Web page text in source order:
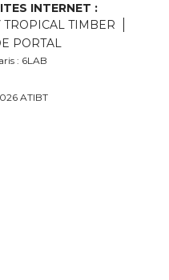
INTERNET :
TROPICAL TIMBER
PORTAL
: 6LAB
ATIBT